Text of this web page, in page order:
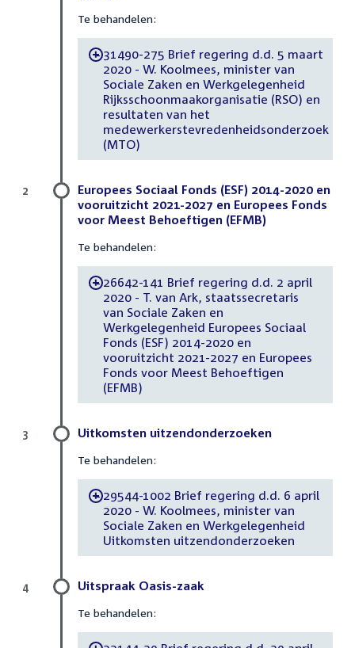
Te behandelen:
-31490-275 Brief regering d.d. 5 maart
2020 - W. Koolmees, minister van
Sociale Zaken en Werkgelegenheid
Rijksschoonmaakorganisatie (RSO) en
resultaten van het
medewerkerstevredenheidsonderzoek
(MTO)
Europees Sociaal Fonds (ESF) 2014-2020 en
vooruitzicht 2021-2027 en Europees Fonds
voor Meest Behoeftigen (EFMB)
Te behandelen:
-26642-141 Brief regering d.d. 2 april
2020 - T. van Ark, staatssecretaris
van Sociale Zaken en
Werkgelegenheid Europees Sociaal
Fonds (ESF) 2014-2020 en
vooruitzicht 2021-2027 en Europees
Fonds voor Meest Behoeftigen
(EFMB)
2
Uitkomsten uitzendonderzoeken
Te behandelen:
-29544-1002 Brief regering d.d. 6 april
2020 - W. Koolmees, minister van
Sociale Zaken en Werkgelegenheid
Uitkomsten uitzendonderzoeken
3
Uitspraak Oasis-zaak
Te behandelen:
4